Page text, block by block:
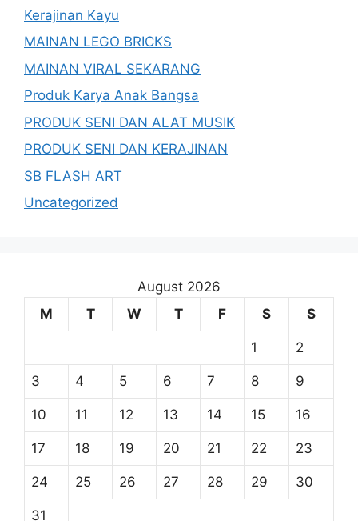
Kerajinan Kayu
MAINAN LEGO BRICKS
MAINAN VIRAL SEKARANG
Produk Karya Anak Bangsa
PRODUK SENI DAN ALAT MUSIK
PRODUK SENI DAN KERAJINAN
SB FLASH ART
Uncategorized
August 2026
M
T W T F S S
1 2
3 4 5 6 7 8 9
10 11 12 13 14 15 16
17 18 19 20 21 22 23
24 25 26 27 28 29 30
31